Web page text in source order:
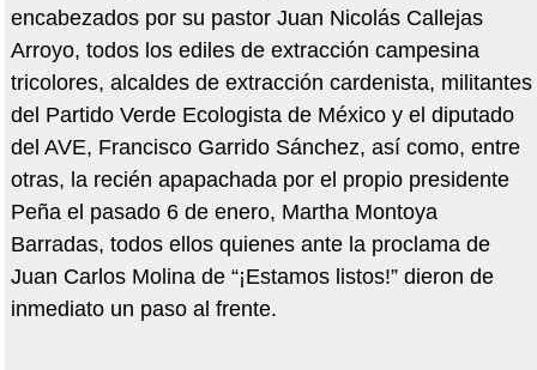
encabezados por su pastor Juan Nicolás Callejas
Arroyo, todos los ediles de extracción campesina
tricolores, alcaldes de extracción cardenista, militantes
del Partido Verde Ecologista de México y el diputado
del AVE, Francisco Garrido Sánchez, así como, entre
otras, la recién apapachada por el propio presidente
Peña el pasado 6 de enero, Martha Montoya
Barradas, todos ellos quienes ante la proclama de
Juan Carlos Molina de “¡Estamos listos!” dieron de
inmediato un paso al frente.